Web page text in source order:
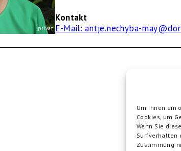
Um Ihnen ein
Cookies, um
Wenn Sie
Surfverhalten
Zustimmung
privat
Kontakt
E-Mail: antje.nechyba-
Ein